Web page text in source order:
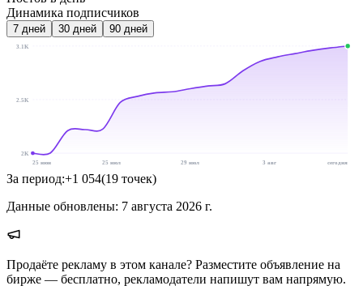
Динамика подписчиков
7 дней 30 дней 90 дней
3.1K
2.5K
2K
25 июн
25 июл 29 июл 3 авг сегодня
За период:+1 054(19 точек)
Данные обновлены: 7 августа 2026 г.
Продаёте рекламу в этом канале? Разместите объявление на
бирже — бесплатно, рекламодатели напишут вам напрямую.